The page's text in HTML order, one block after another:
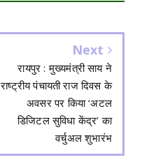
Next
रायपुर : मुख्यमंत्री साय ने
राष्ट्रीय पंचायती राज दिवस के
अवसर पर किया ‘अटल
डिजिटल सुविधा केंद्र’ का
वर्चुअल शुभारंभ